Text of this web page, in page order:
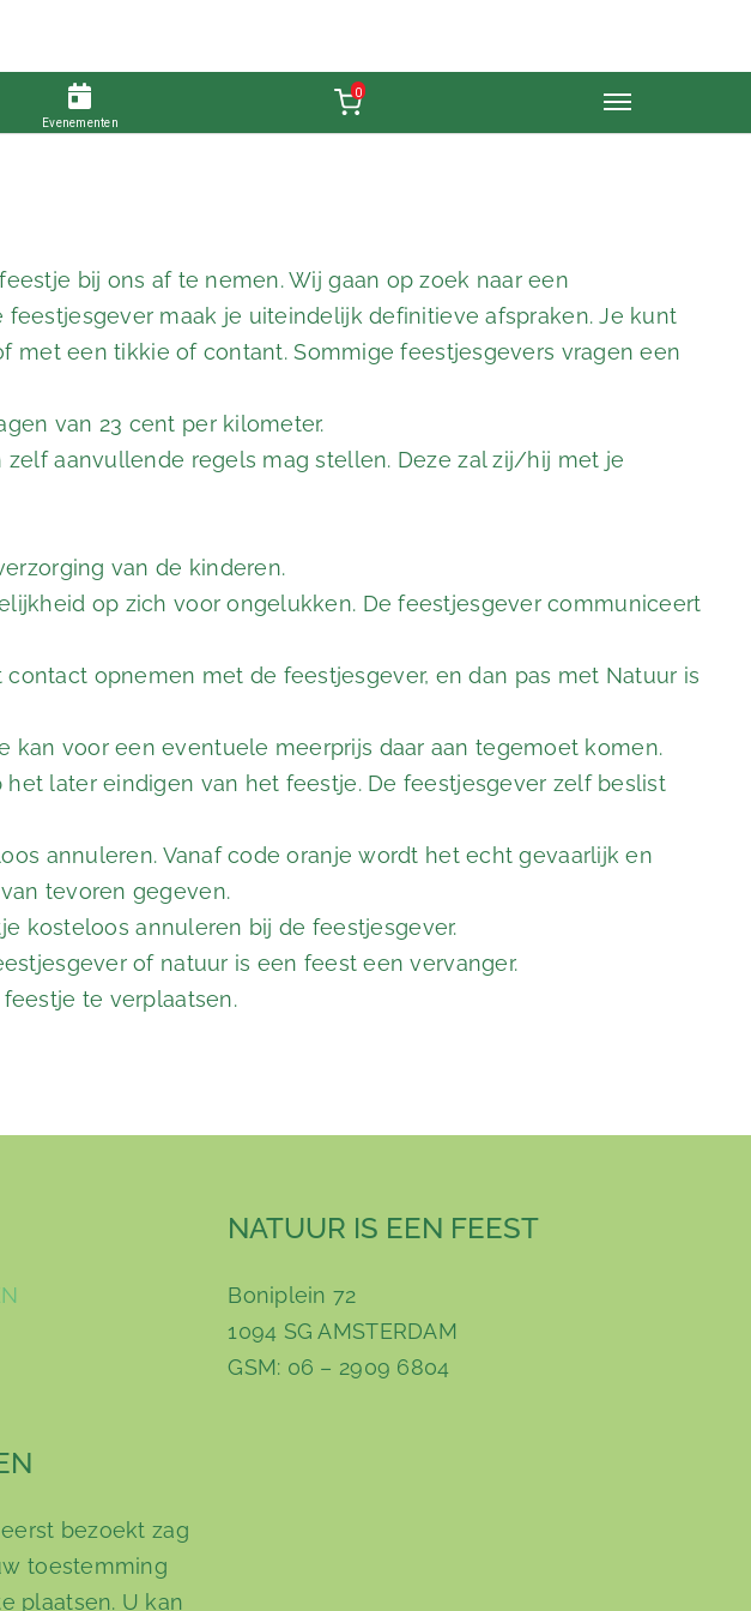
bij ons af te nemen. Wij gaan op zoek naar een
maak je uiteindelijk definitieve afspraken. Je kunt
met een tikkie of contant. Sommige feestjesgevers vragen een
van 23 cent per kilometer.
aanvullende regels mag stellen. Deze zal zij/hij met je
van de kinderen.
op zich voor ongelukken. De feestjesgever communiceert
opnemen met de feestjesgever, en dan pas met Natuur is
kan voor een eventuele meerprijs daar aan tegemoet komen.
later eindigen van het feestje. De feestjesgever zelf beslist
annuleren. Vanaf code oranje wordt het echt gevaarlijk en
tevoren gegeven.
kosteloos annuleren bij de feestjesgever.
of natuur is een feest een vervanger.
te verplaatsen.
bezoekt zag
toestemming
plaatsen. U kan
NATUUR IS EEN FEEST
Boniplein 72
1094 SG AMSTERDAM
GSM: 06 – 2909 6804
0